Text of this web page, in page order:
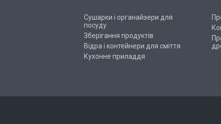
Сушарки і органайзери для
посуду
Зберігання продуктів
Відра і контейнери для сміття
Кухонне приладдя